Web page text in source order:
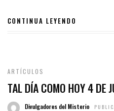
CONTINUA LEYENDO
ARTÍCULOS
TAL DÍA COMO HOY 4 DE
Divulgadores del Misterio